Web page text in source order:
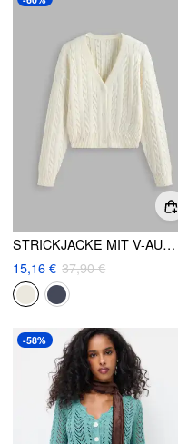
STRICKJACKE MIT V-AUSSCHNITT, EINFARBIGEM TEXTUR UND KNÖPFEN
15,16 € 37,90 €
-58%